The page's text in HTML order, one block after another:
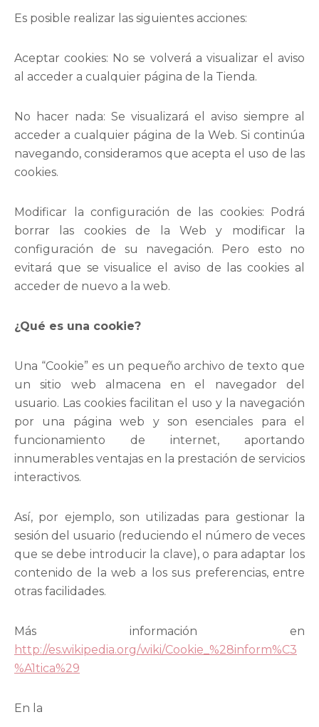
Es posible realizar las siguientes acciones:
Aceptar cookies: No se volverá a visualizar el aviso
al acceder a cualquier página de la Tienda.
No hacer nada: Se visualizará el aviso siempre al
acceder a cualquier página de la Web. Si continúa
navegando, consideramos que acepta el uso de las
cookies.
Modificar la configuración de las cookies: Podrá
borrar las cookies de la Web y modificar la
configuración de su navegación. Pero esto no
evitará que se visualice el aviso de las cookies al
acceder de nuevo a la web.
¿Qué es una cookie?
Una “Cookie” es un pequeño archivo de texto que
un sitio web almacena en el navegador del
usuario. Las cookies facilitan el uso y la navegación
por una página web y son esenciales para el
funcionamiento de internet, aportando
innumerables ventajas en la prestación de servicios
interactivos.
Así, por ejemplo, son utilizadas para gestionar la
sesión del usuario (reduciendo el número de veces
que se debe introducir la clave), o para adaptar los
contenido de la web a los sus preferencias, entre
otras facilidades.
Más información en
http://es.wikipedia.org/wiki/Cookie_%28inform%C3
%A1tica%29
En la